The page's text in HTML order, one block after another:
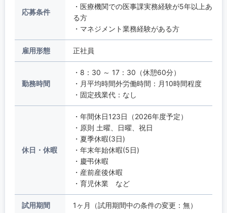
応募条件
・医療機関での医事課実務経験が5年以上あ
る方
・マネジメント業務経験がある方
雇用形態 正社員
勤務時間
・8：30 ～ 17：30（休憩60分）
・月平均時間外労働時間：月10時間程度
・固定残業代：なし
休日・休暇
・年間休日123日（2026年度予定）
・原則 土曜、日曜、祝日
・夏季休暇(3日)
・年末年始休暇(5日)
・慶弔休暇
・産前産後休暇
・育児休業 など
試用期間 1ヶ月（試用期間中の条件の変更：無）